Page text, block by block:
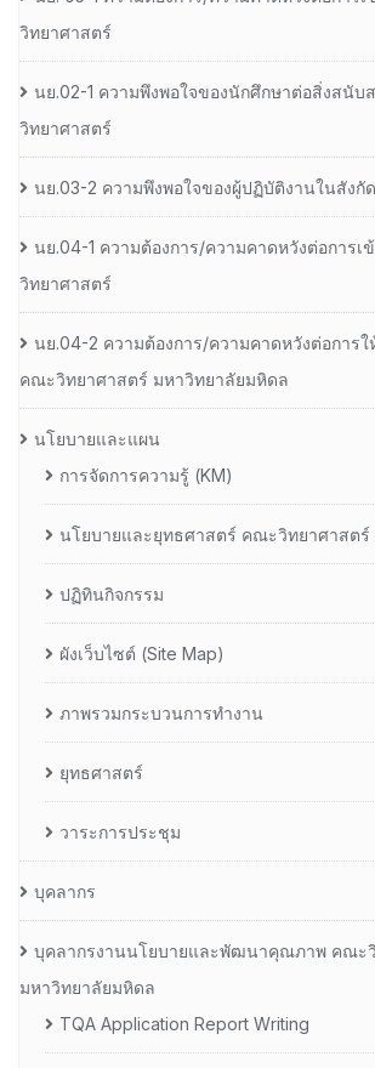
วิทยาศาสตร์
นย.02-1 ความพึงพอใจของนักศึกษาต่อสิ่งสนับ
วิทยาศาสตร์
นย.03-2 ความพึงพอใจของผู้ปฏิบัติงานในสัง
นย.04-1 ความต้องการ/ความคาดหวังต่อการเ
วิทยาศาสตร์
นย.04-2 ความต้องการ/ความคาดหวังต่อการ
คณะวิทยาศาสตร์ มหาวิทยาลัยมหิดล
นโยบายและแผน
การจัดการความรู้ (KM)
นโยบายและยุทธศาสตร์ คณะวิทยาศาสตร์
ปฏิทินกิจกรรม
ผังเว็บไซต์ (Site Map)
ภาพรวมกระบวนการทำงาน
ยุทธศาสตร์
วาระการประชุม
บุคลากร
บุคลากรงานนโยบายและพัฒนาคุณภาพ คณะ
มหาวิทยาลัยมหิดล
TQA Application Report Writing